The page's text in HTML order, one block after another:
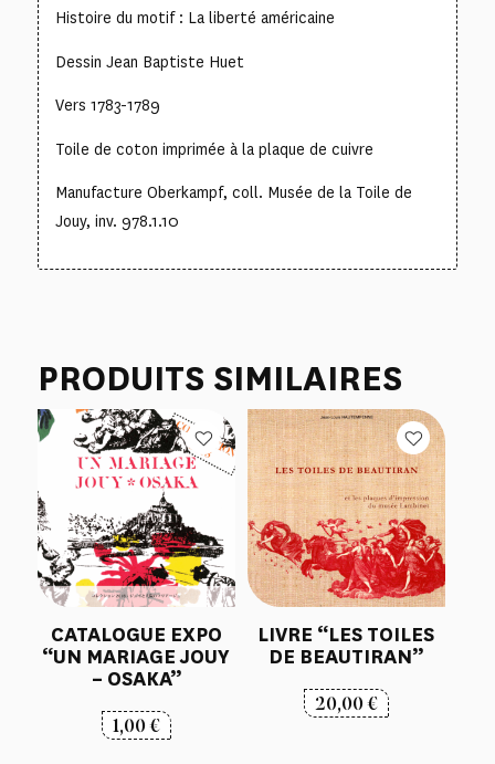
Histoire du motif : La liberté américaine
Dessin Jean Baptiste Huet
Vers 1783-1789
Toile de coton imprimée à la plaque de cuivre
Manufacture Oberkampf, coll. Musée de la Toile de
Jouy, inv. 978.1.10
PRODUITS SIMILAIRES
CATALOGUE EXPO
“UN MARIAGE JOUY
– OSAKA”
1,00€
LIVRE “LES TOILES
DE BEAUTIRAN”
20,00€